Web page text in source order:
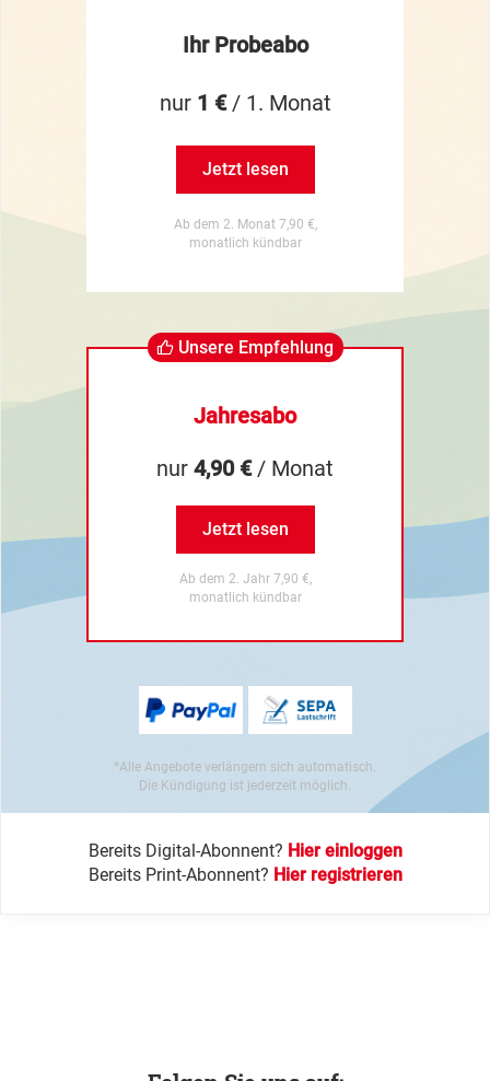
Ihr Probeabo
nur 1 €/ 1. Monat
Jetzt lesen
Ab dem 2. Monat 7,90 €,
monatlich kündbar
Unsere Empfehlung
Jahresabo
nur 4,90 €/ Monat
Jetzt lesen
Ab dem 2. Jahr 7,90 €,
monatlich kündbar
*Alle Angebote verlängern sich automatisch.
Die Kündigung ist jederzeit möglich.
Bereits Digital-Abonnent? Hier einloggen
Bereits Print-Abonnent? Hier registrieren